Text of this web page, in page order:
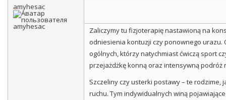
amyhesac
Zaliczymy tu fizjoterapię nastawioną na
odniesienia kontuzji czy ponownego urazu.
ogólnych, którzy natychmiast ćwiczą sport
przejażdżkę konną oraz intensywną podróż
Szczeliny czy usterki postawy – te
ruchu. Tym indywidualnych winą